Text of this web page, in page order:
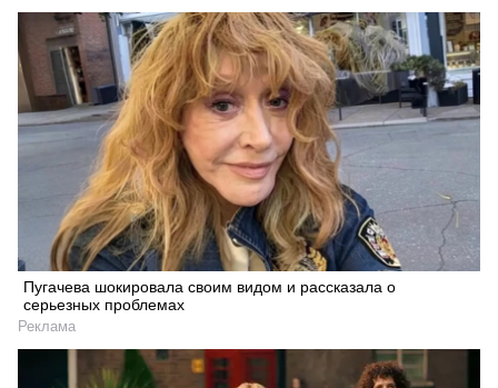
Пугачева шокировала своим видом и рассказала о
серьезных проблемах
Реклама